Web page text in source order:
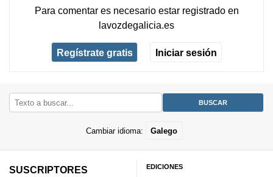
Para comentar es necesario estar registradoen
lavozdegalicia.es
Regístrate gratis Iniciar sesión
Cambiar idioma: Galego
SUSCRIPTORES
EDICIONES